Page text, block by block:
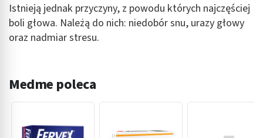
Istnieją jednak przyczyny, z powodu których najczęściej
boli głowa. Należą do nich: niedobór snu, urazy głowy
oraz nadmiar stresu.
Medme poleca